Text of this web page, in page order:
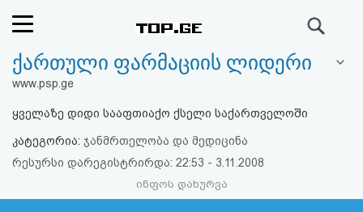
რეიტინგი
ფოსტა
ქართული ფარმაციის ლიდერი
www.psp.ge
ყველაზე დიდი სააფთიაქო ქსელი საქართველოში
კატეგორია: ჯანმრთელობა და მედიცინა
რესურსი დარეგისტრირდა: 22:53 - 3.11.2008
ინფოს დახურვა